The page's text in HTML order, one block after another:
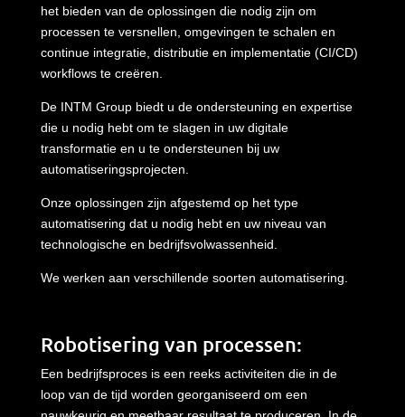
het bieden van de oplossingen die nodig zijn om
processen te versnellen, omgevingen te schalen en
continue integratie, distributieen implementatie(CI/CD)
workflows te creëren.
De INTM Group biedtu de ondersteuning en expertise
die u nodig hebtom te slagen in uwdigitale
transformatieen u te ondersteunen bij uw
automatiseringsprojecten.
Onze oplossingen zijn afgestemd op het type
automatisering datu nodig hebten uwniveau van
technologischeen bedrijfsvolwassenheid.
We werken aan verschillende soorten automatisering.
Robotisering van processen:
Een bedrijfsproces is een reeks activiteiten die in de
loop van de tijd worden georganiseerd om een